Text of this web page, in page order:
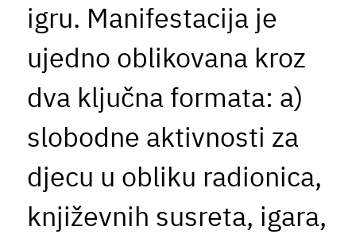
igru. Manifestacija je
ujedno oblikovana kroz
dva ključna formata: a)
slobodne aktivnosti za
djecu u obliku radionica,
književnih susreta, igara,